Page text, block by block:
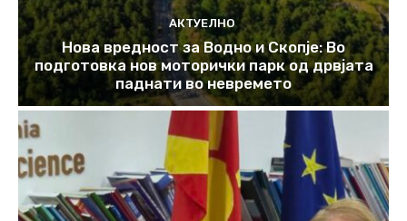
АКТУЕЛНО
Нова вредност за Водно и Скопје: Во
подготовка нов моторички парк од дрвјата
паднати во невремето